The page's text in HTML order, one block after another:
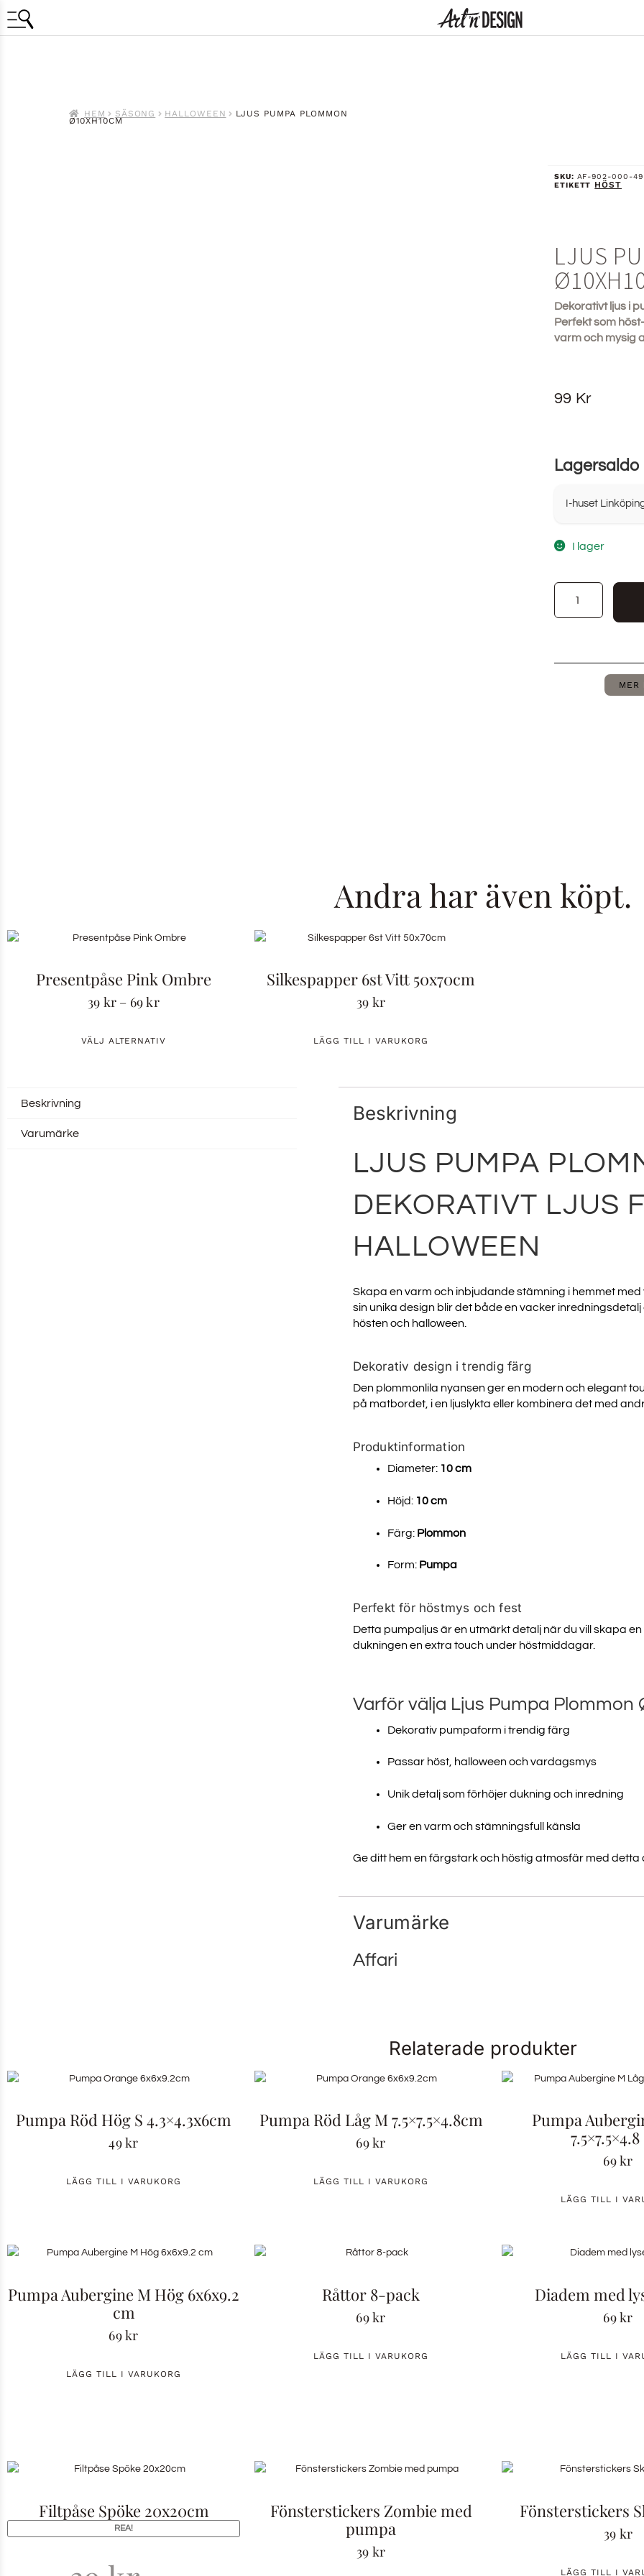
HEM SÄSONG HALLOWEEN LJUS PUMPA PLOMMON
Ø10XH10CM
SKU: AF-902-000-49
ETIKETT HÖST
LJUS
Dekorativt ljus i
Perfekt som
varm och mysig
99 Kr
Lagersaldo
I-huset
I lager
MER
Andra har även köpt.
Presentpåse Pink Ombre
39 kr – 69kr
VÄLJ ALTERNATIV
Silkespapper 6st Vitt 50x70cm
39 kr
LÄGG TILL I VARUKORG
Beskrivning
Varumärke
Beskrivning
LJUS PUMPA
DEKORATIVT LJUS
HALLOWEEN
Skapa en varm och inbjudande stämning i hemmet med
sin unika design blir det både en vacker
hösten och halloween.
Dekorativ design i trendig färg
Den plommonlila nyansen ger en modern och elegant
på matbordet, i en ljuslykta eller kombinera det med
Produktinformation
Diameter: 10 cm
Höjd: 10 cm
Färg: Plommon
Form: Pumpa
Perfekt för höstmys och fest
Detta pumpaljus är en utmärkt detalj när du vill skapa
dukningen en extra touch under höstmiddagar.
Varför välja Ljus Pumpa Plommon
Dekorativ pumpaform i trendig färg
Passar höst, halloween och vardagsmys
Unik detalj som förhöjer dukning och inredning
Ger en varm och stämningsfull känsla
Ge ditt hem en färgstark och höstig atmosfär med
Varumärke
Affari
Relaterade produkter
Pumpa Röd Hög S 4.3×4.3x6cm
49kr
LÄGG TILL I VARUKORG
Pumpa Röd Låg M 7.5×7.5×4.8cm
69kr
LÄGG TILL I VARUKORG
Pumpa
69kr
LÄGG TILL I
Pumpa Aubergine M Hög 6x6x9.2
cm
69kr
LÄGG TILL I VARUKORG
Råttor 8-pack
69kr
LÄGG TILL I VARUKORG
Diadem med
69kr
LÄGG TILL I
Filtpåse Spöke 20x20cm
REA!
Fönsterstickers Zombie med
pumpa
39 kr
Fönsterstickers
39 kr
LÄGG TILL I
Email